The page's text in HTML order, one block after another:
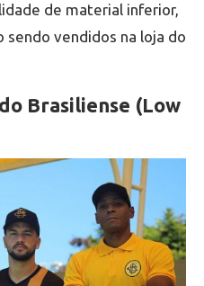
de material inferior,
sendo vendidos na loja do
Brasiliense (Low